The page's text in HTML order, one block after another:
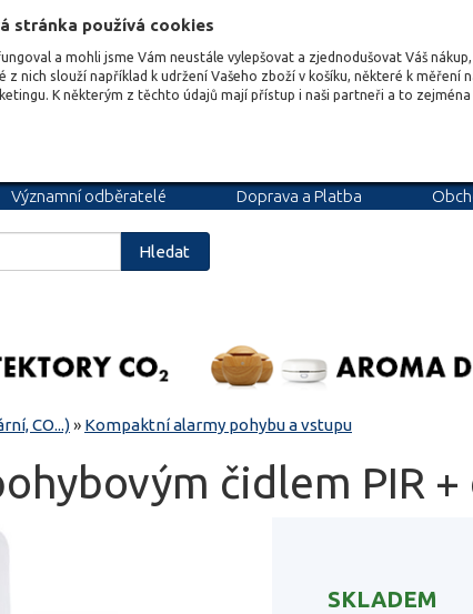
stránka používá cookies
a mohli jsme Vám neustále vylepšovat a zjednodušovat Váš
z nich slouží například k udržení Vašeho zboží v košíku, některé k měření
K některým z těchto údajů mají přístup i naši partneři a to
Významní odběratelé Doprava a Platba
Hledat
CO...)» Kompaktní alarmy pohybu a vstupu
čidlem PIR
SKLADEM